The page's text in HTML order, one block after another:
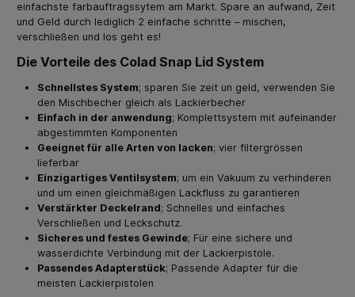
einfachste farbauftragssytem am Markt. Spare an aufwand, Zeit
und Geld durch lediglich 2 einfache schritte – mischen,
verschließen und los geht es!
Die Vorteile des Colad Snap Lid System
Schnellstes System; sparen Sie zeit un geld, verwenden Sie
den Mischbecher gleich als Lackierbecher
Einfach in der anwendung; Komplettsystem mit aufeinander
abgestimmten Komponenten
Geeignet für alle Arten von lacken; vier filtergrössen
lieferbar
Einzigartiges Ventilsystem; um ein Vakuum zu verhinderen
und um einen gleichmäßigen Lackfluss zu garantieren
Verstärkter Deckelrand; Schnelles und einfaches
Verschließen und Leckschutz.
Sicheres und festes Gewinde; Für eine sichere und
wasserdichte Verbindung mit der Lackierpistole.
Passendes Adapterstück; Passende Adapter für die
meisten Lackierpistolen